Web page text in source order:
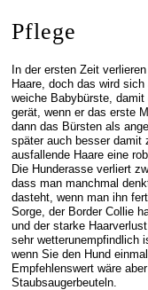
Pflege
In der ersten Zeit
Haare, doch das wird
weiche Babybürste,
gerät, wenn er das erste
dann das Bürsten als
später auch besser damit
ausfallende Haare eine
Die Hunderasse verliert
dass man manchmal
dasteht, wenn man ihn
Sorge, der Border Collie
und der starke
sehr wetterunempfindlich
wenn Sie den Hund
Empfehlenswert wäre
Staubsaugerbeuteln.